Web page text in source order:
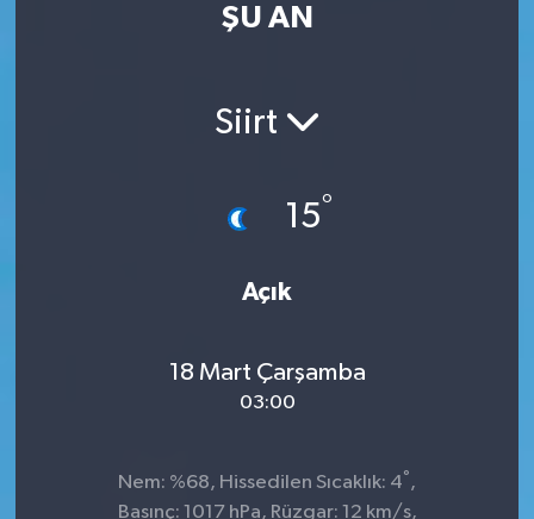
ŞU AN
Siirt
15°
Açık
18 Mart Çarşamba
03:00
Nem: %68, Hissedilen Sıcaklık: 4° ,
Basınç: 1017 hPa, Rüzgar: 12 km/s,
Son Dakika Haberleri